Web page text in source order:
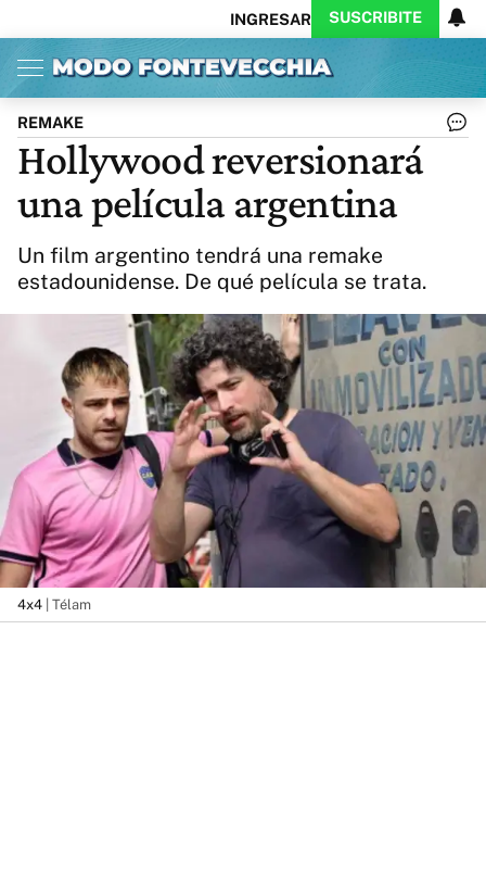
INGRESAR SUSCRIBITE
Inicio Ahora
Opinión
Política
Ciencia
Cultura
Arte
Educación
Internacional
Clima
Deportes
CARAS
Exitoina
Turismo
Videos
Córdoba
Reperfilar
Business
Noticias
Caras
Exitoina
Gaming
Vivo
Diario del Juicio
Actualidad
REMAKE
Hollywood reversionará
una película argentina
Un film argentino tendrá una remake
estadounidense. De qué película se trata.
4x4 | Télam